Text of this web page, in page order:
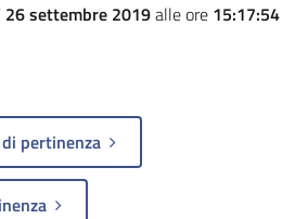
26 settembre 2019alle ore 15:17:54
di pertinenza